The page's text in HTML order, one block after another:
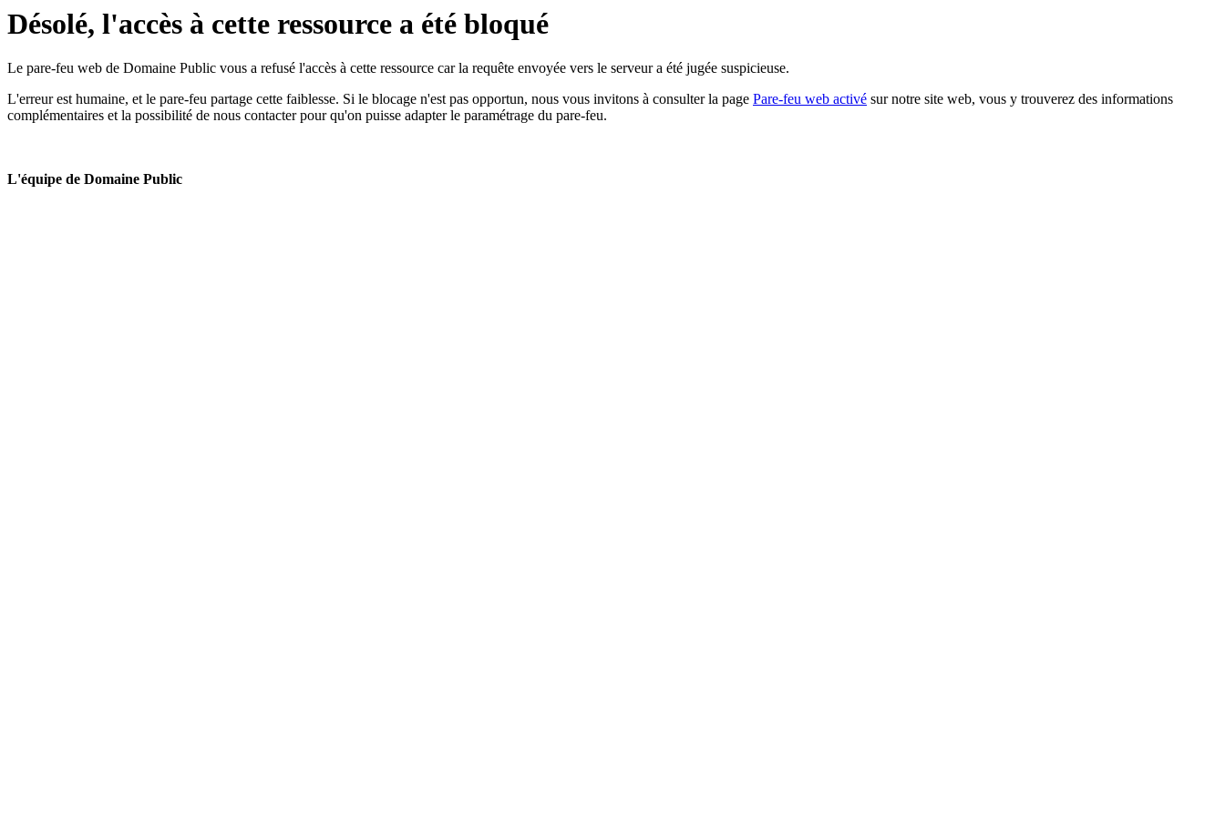
Désolé, l'accès à cette ressource a été bloqué
Le pare-feu web de Domaine Public vous a refusé l'accès à cette ressource car la requête envoyée vers le serveur a été jugée suspicieuse.
L'erreur est humaine, et le pare-feu partage cette faiblesse. Si le blocage n'est pas opportun, nous vous invitons à consulter la page Pare-feu web activé sur notre site web, vous y trouverez des informations
complémentaires et la possibilité de nous contacter pour qu'on puisse adapter le paramétrage du pare-feu.
L'équipe de Domaine Public